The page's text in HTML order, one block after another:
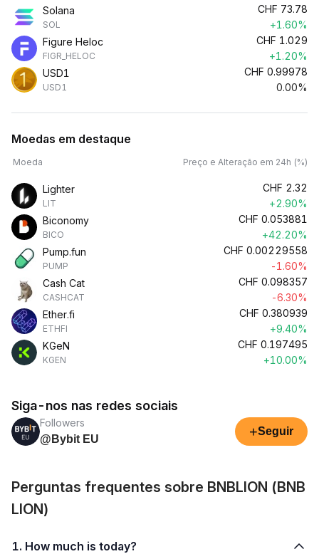
Solana
SOL
CHF 73.78
+1.60%
Figure Heloc
FIGR_HELOC
CHF 1.029
+1.20%
USD1
USD1
CHF 0.99978
0.00%
Moedas em destaque
Moeda Preço e Alteração em 24h (%)
Lighter
LIT
CHF 2.32
+2.90%
Biconomy
BICO
CHF 0.053881
+42.20%
Pump.fun
PUMP
CHF 0.00229558
-1.60%
Cash Cat
CASHCAT
CHF 0.098357
-6.30%
Ether.fi
ETHFI
CHF 0.380939
+9.40%
KGeN
KGEN
CHF 0.197495
+10.00%
Siga-nos nas redes sociais
Followers
@Bybit EU
+Seguir
Perguntas frequentes sobre BNBLION (BNB
LION)
1. How much is today?